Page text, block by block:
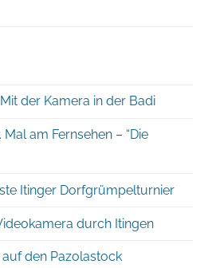
der Kamera in der Badi
am Fernsehen – “Die
Itinger Dorfgrümpelturnier
durch Itingen
den Pazolastock